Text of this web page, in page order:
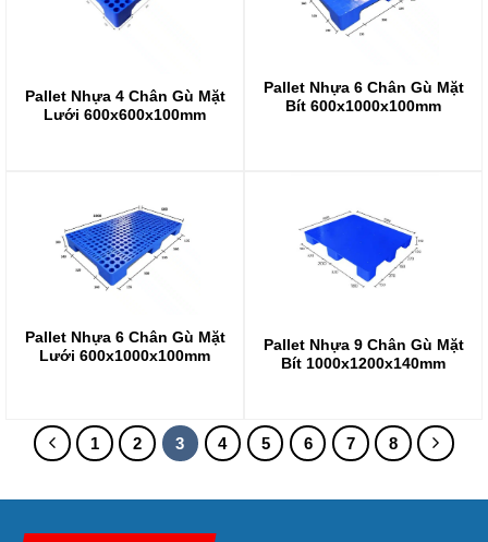
Pallet Nhựa 4 Chân Gù Mặt
Lưới 600x600x100mm
Pallet Nhựa 6 Chân Gù Mặt
Bít 600x1000x100mm
Pallet Nhựa 6 Chân Gù Mặt
Lưới 600x1000x100mm
Pallet Nhựa 9 Chân Gù Mặt
Bít 1000x1200x140mm
1 2 3 4 5 6 7 8